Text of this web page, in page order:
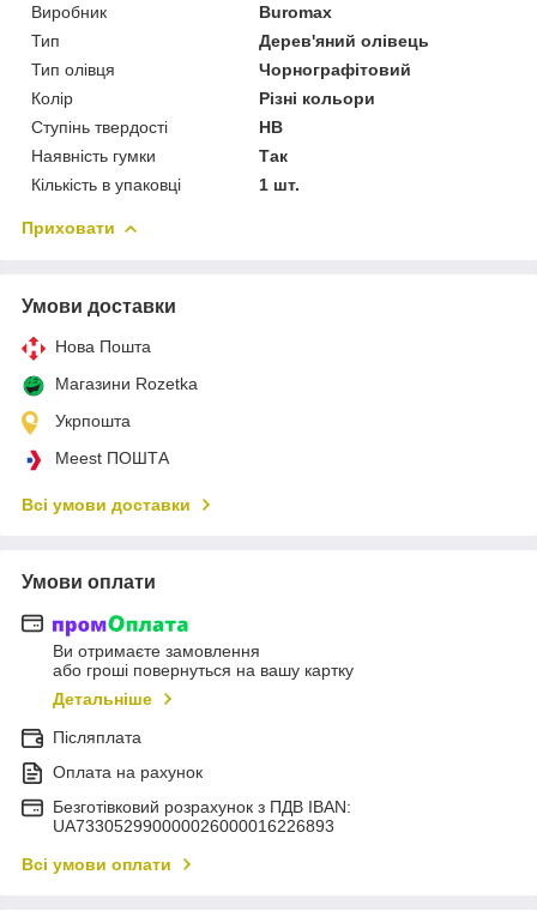
Виробник
Buromax
Тип
Дерев'яний олівець
Тип олівця
Чорнографітовий
Колір
Різні кольори
Ступінь твердості
НВ
Наявність гумки
Так
Кількість в упаковці
1 шт.
Приховати
Умови доставки
Нова Пошта
Магазини Rozetka
Укрпошта
Meest ПОШТА
Всі умови доставки
Умови оплати
Ви отримаєте замовлення
або гроші повернуться на вашу картку
Детальніше
Післяплата
Оплата на рахунок
Безготівковий розрахунок з ПДВ IBAN:
UA733052990000026000016226893
Всі умови оплати